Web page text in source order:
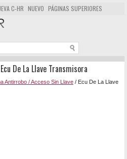
C-HR NUEVO PÁGINAS SUPERIORES
De La Llave Transmisora
Antirrobo / Acceso Sin Llave / Ecu De La Llave